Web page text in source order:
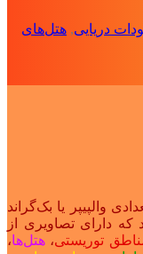
دریایی, هتل‌های
والپیپر یا بک‌گراند
که دارای تصاویری از
توریستی، هتل‌ها،